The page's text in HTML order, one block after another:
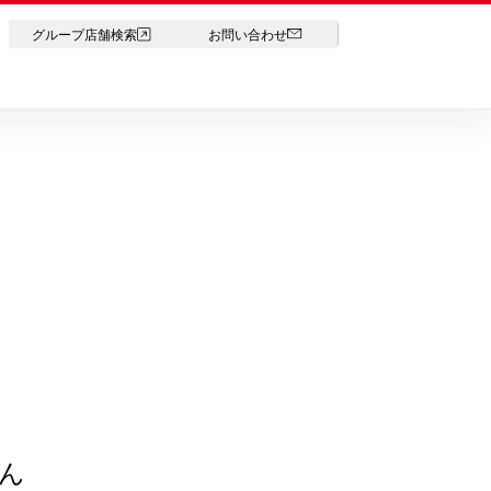
グループ店舗検索 お問い合わせ